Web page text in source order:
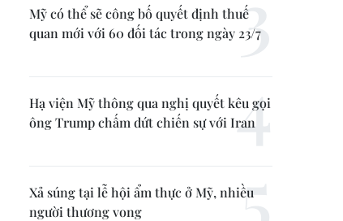
Mỹ có thể sẽ công bố quyết định thuế
quan mới với 60 đối tác trong ngày 23/7
Hạ viện Mỹ thông qua nghị quyết kêu gọi
ông Trump chấm dứt chiến sự với Iran
Xả súng tại lễ hội ẩm thực ở Mỹ, nhiều
người thương vong